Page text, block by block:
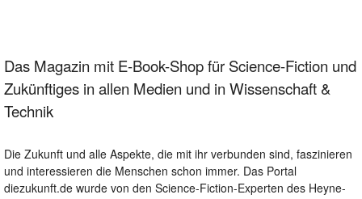
Das Magazin mit E-Book-Shop für Science-Fiction und
Zukünftiges in allen Medien und in Wissenschaft &
Technik
Die Zukunft und alle Aspekte, die mit ihr verbunden sind, faszinieren
und interessieren die Menschen schon immer. Das Portal
diezukunft.de wurde von den Science-Fiction-Experten des Heyne-